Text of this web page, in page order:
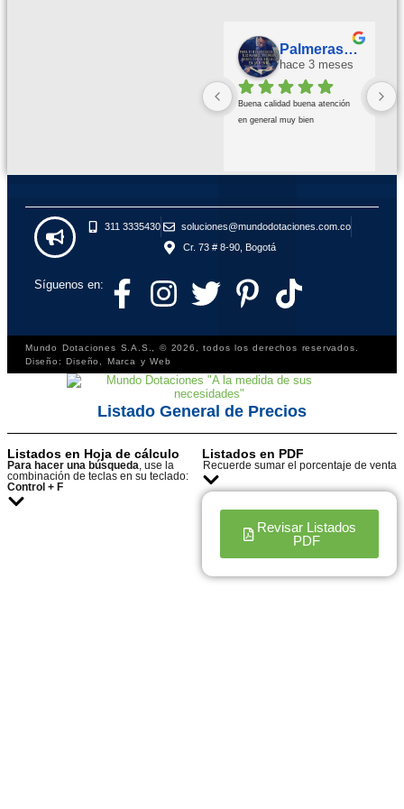
Palmeras Doradas
hace 3 meses
Buena calidad buena atención
en general muy bien
311 3335430
soluciones@mundodotaciones.com.co
Cr. 73 # 8-90, Bogotá
Síguenos en:
Mundo Dotaciones S.A.S., © 2026, todos los derechos reservados.
Diseño: Diseño, Marca y Web
Listado General de Precios
Listados en Hoja de cálculo
Para hacer una búsqueda, use la
combinación de teclas en su teclado:
Control + F
Listados en PDF
Recuerde sumar el porcentaje de venta
Revisar Listados
PDF